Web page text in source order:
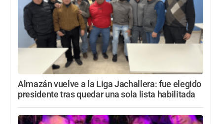
Almazán vuelve a la Liga Jachallera: fue elegido
presidente tras quedar una sola lista habilitada